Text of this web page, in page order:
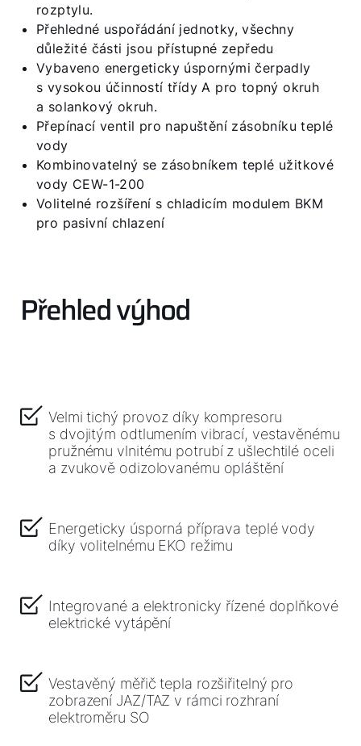
rozptylu.
Přehledné uspořádání jednotky, všechny
důležité části jsou přístupné zepředu
Vybaveno energeticky úspornými čerpadly
s vysokou účinností třídy A pro topný okruh
a solankový okruh.
Přepínací ventil pro napuštění zásobníku teplé
vody
Kombinovatelný se zásobníkem teplé užitkové
vody CEW-1-200
Volitelné rozšíření s chladicím modulem BKM
pro pasivní chlazení
Přehled výhod
Velmi tichý provoz díky kompresoru
s dvojitým odtlumením vibrací, vestavěnému
pružnému vlnitému potrubí z ušlechtilé oceli
a zvukově odizolovanému opláštění
Energeticky úsporná příprava teplé vody
díky volitelnému EKO režimu
Integrované a elektronicky řízené doplňkové
elektrické vytápění
Vestavěný měřič tepla rozšiřitelný pro
zobrazení JAZ/TAZ v rámci rozhraní
elektroměru SO
Dobrý den!
Jak vám můžeme pomoct?
Servis
Důležité odkazy
Kontakty
Bonus program
WOLF Akademie